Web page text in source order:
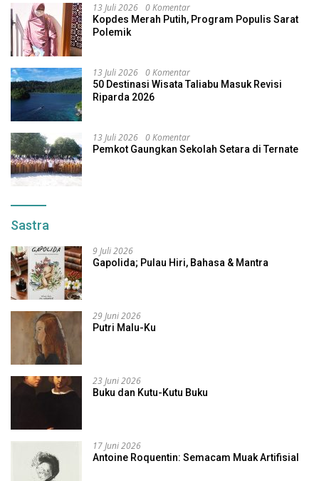
13 Juli 2026 0 Komentar
Kopdes Merah Putih, Program Populis Sarat
Polemik
13 Juli 2026 0 Komentar
50 Destinasi Wisata Taliabu Masuk Revisi
Riparda 2026
13 Juli 2026 0 Komentar
Pemkot Gaungkan Sekolah Setara di Ternate
Sastra
9 Juli 2026
Gapolida; Pulau Hiri, Bahasa & Mantra
29 Juni 2026
Putri Malu-Ku
23 Juni 2026
Buku dan Kutu-Kutu Buku
17 Juni 2026
Antoine Roquentin: Semacam Muak Artifisial